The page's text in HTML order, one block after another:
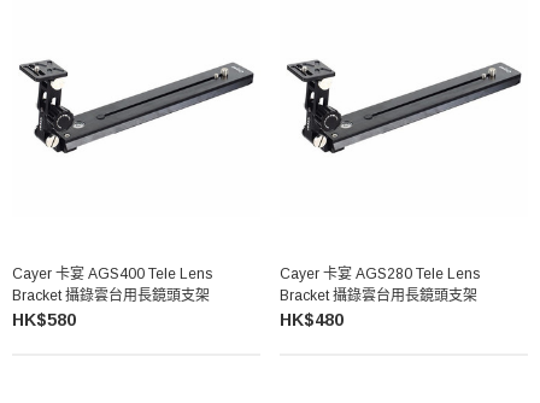
Cayer 卡宴 AGS400 Tele Lens
Bracket 攝錄雲台用長鏡頭支架
HK$580
Cayer 卡宴 AGS280 Tele Lens
Bracket 攝錄雲台用長鏡頭支架
HK$480